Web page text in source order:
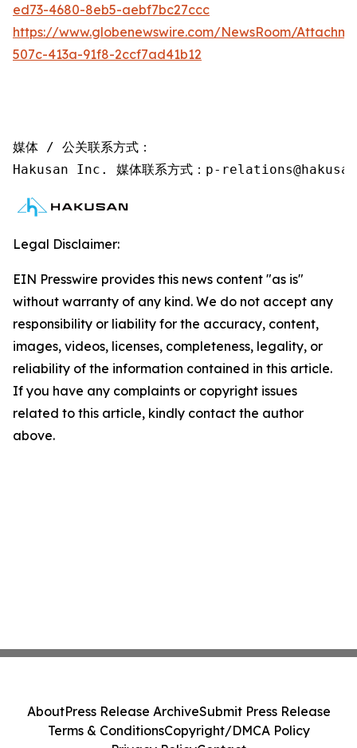
ed73-4680-8eb5-aebf7bc27ccc
https://www.globenewswire.com/NewsRoom/
507c-413a-91f8-2ccf7ad41b12
媒体 / 公关联系方式：
Hakusan Inc. 媒体联系方式：p-
Legal Disclaimer:
EIN Presswire provides this news content "as is"
without warranty of any kind. We do not accept any
responsibility or liability for the accuracy, content,
images, videos, licenses, completeness, legality, or
reliability of the information contained in this article.
If you have any complaints or copyright issues
related to this article, kindly contact the author
above.
AboutPress Release ArchiveSubmit Press Release
Terms & ConditionsCopyright/DMCA Policy